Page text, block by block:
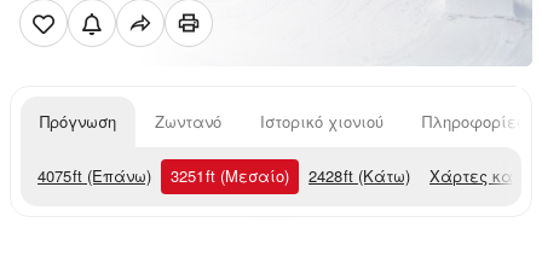
Πρόγνωση Ζωντανό Ιστορικό χιονιού Πληροφορίες
4075ft (Επάνω) 3251ft (Μεσαίο) 2428ft (Κάτω) Χάρτες